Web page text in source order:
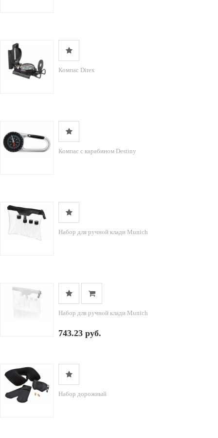
Компас Direx
Компас с карабином Destiny
Набор для ручной клади Munich
Набор для ручной клади Munich
743.23 руб.
Набор дорожный